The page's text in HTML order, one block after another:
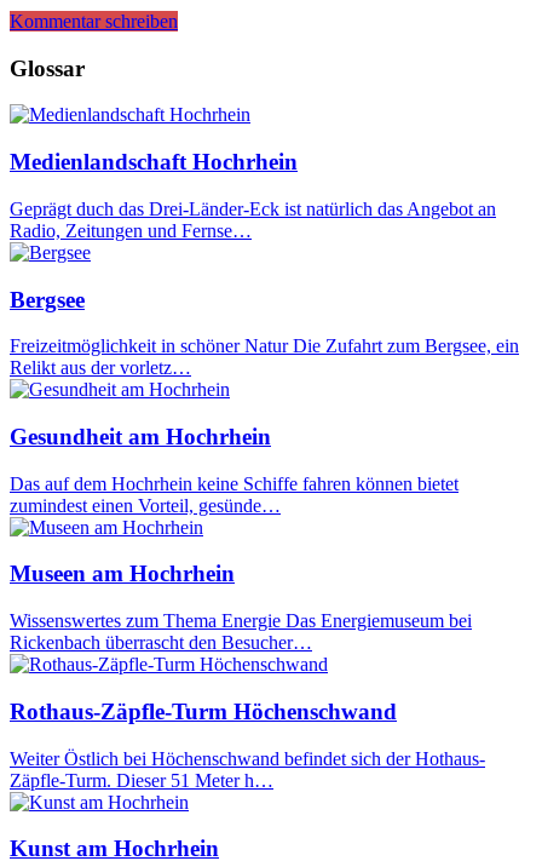
Kommentar schreiben
Glossar
Medienlandschaft Hochrhein
Geprägt duch das Drei-Länder-Eck ist natürlich das Angebot an
Radio, Zeitungen und Fernse…
Bergsee
Freizeitmöglichkeit in schöner Natur Die Zufahrt zum Bergsee, ein
Relikt aus der vorletz…
Gesundheit am Hochrhein
Das auf dem Hochrhein keine Schiffe fahren können bietet
zumindest einen Vorteil, gesünde…
Museen am Hochrhein
Wissenswertes zum Thema Energie Das Energiemuseum bei
Rickenbach überrascht den Besucher…
Rothaus-Zäpfle-Turm Höchenschwand
Weiter Östlich bei Höchenschwand befindet sich der Hothaus-
Zäpfle-Turm. Dieser 51 Meter h…
Kunst am Hochrhein